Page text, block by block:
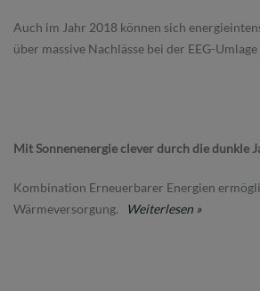
Auch im Jahr 2018 können sich
über massive Nachlässe bei der EEG-
Mit Sonnenenergie clever durch die dunkle
Kombination Erneuerbarer Energien
Wärmeversorgung.
Weiterlesen »